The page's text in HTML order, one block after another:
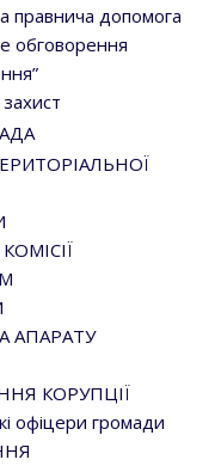
правнича допомога
обговорення
АПАРАТУ
КОРУПЦІЇ
офіцери громади